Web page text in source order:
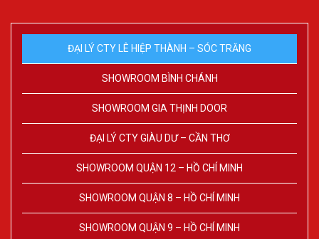
ĐẠI LÝ CTY LÊ HIỆP THÀNH – SÓC TRĂNG
SHOWROOM BÌNH CHÁNH
SHOWROOM GIA THỊNH DOOR
ĐẠI LÝ CTY GIÀU DƯ – CẦN THƠ
SHOWROOM QUẬN 12 – HỒ CHÍ MINH
SHOWROOM QUẬN 8 – HỒ CHÍ MINH
SHOWROOM QUẬN 9 – HỒ CHÍ MINH